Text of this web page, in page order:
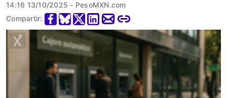
14:16 13/10/2025 - PesoMXN.com
Compartir: